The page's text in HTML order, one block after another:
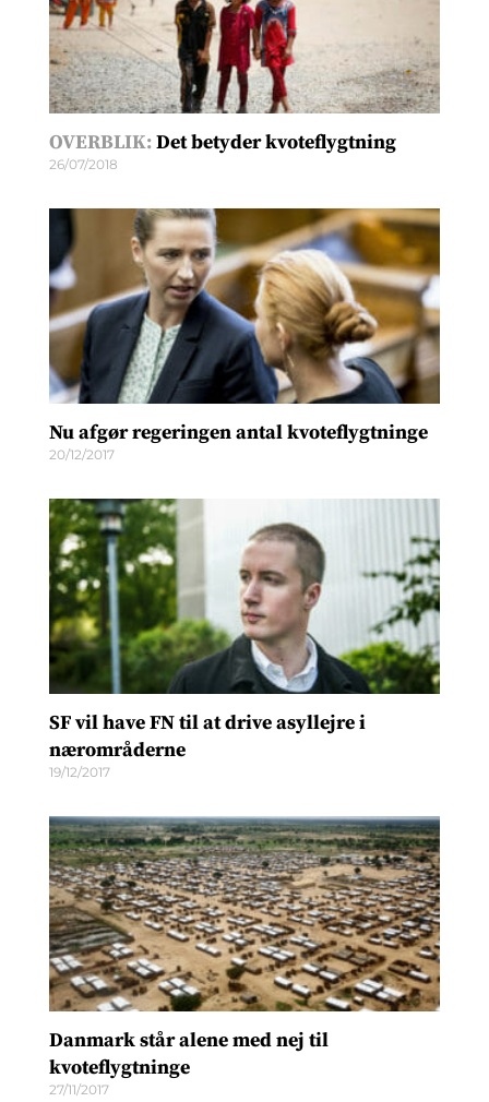
OVERBLIK:Det betyder kvoteflygtning
26/07/2018
Nu afgør regeringen antal kvoteflygtninge
20/12/2017
SF vil have FN til at drive asyllejre i
nærområderne
19/12/2017
Danmark står alene med nej til
kvoteflygtninge
27/11/2017